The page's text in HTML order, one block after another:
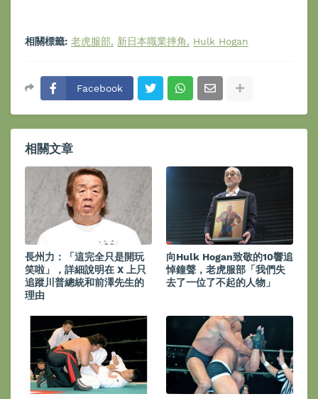
相關標籤: 老虎服部 新日本職業摔角 Hulk Hogan
Facebook
相關文章
長州力：「這完全只是開玩
笑啦」，詳細說明在 X 上只
追蹤川普總統和前澤先生的
理由
向Hulk Hogan致敬的10響追
悼鐘聲，老虎服部「我們失
去了一位了不起的人物」